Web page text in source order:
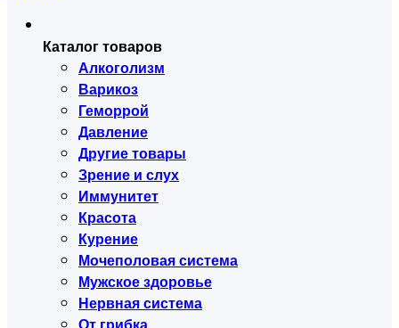
Каталог товаров
Алкоголизм
Варикоз
Геморрой
Давление
Другие товары
Зрение и слух
Иммунитет
Красота
Курение
Мочеполовая система
Мужское здоровье
Нервная система